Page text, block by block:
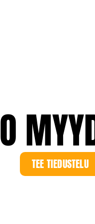
TEE TIEDUSTELU